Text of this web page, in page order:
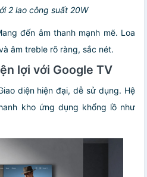
2 lao công suất 20W
đến âm thanh mạnh mẽ. Loa
âm treble rõ ràng, sắc nét.
lợi với Google TV
diện hiện đại, dễ sử dụng. Hệ
kho ứng dụng khổng lồ như